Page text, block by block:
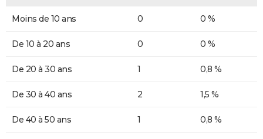
Moins de 10 ans 0 0 %
De 10 à 20 ans 0 0 %
De 20 à 30 ans 1 0,8 %
De 30 à 40 ans 2 1,5 %
De 40 à 50 ans 1 0,8 %